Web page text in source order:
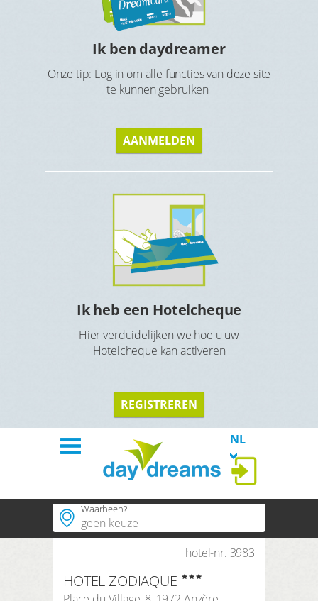
Ik ben daydreamer
Onze tip: Log in om alle functies van deze site
te kunnen gebruiken
AANMELDEN
Ik heb een Hotelcheque
Hier verduidelijken we hoe u uw
Hotelcheque kan activeren
REGISTREREN
NL
Welkom
Thema´s
Waarheen?
Populaire regios
hotel-nr. 3983
HOTEL ZODIAQUE